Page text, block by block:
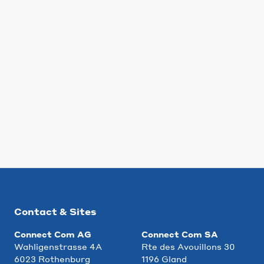
Contact & Sites
Connect Com AG
Wahligenstrasse 4A
6023 Rothenburg
Connect Com SA
Rte des Avouillons 30
1196 Gland